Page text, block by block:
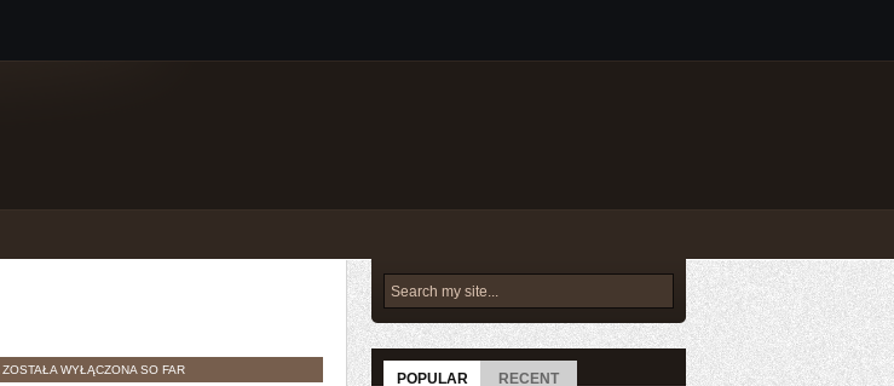
WYMARZONE
WAKACJE
ZOSTAŁA WYŁĄCZONA SO FAR
POPULAR RECENT